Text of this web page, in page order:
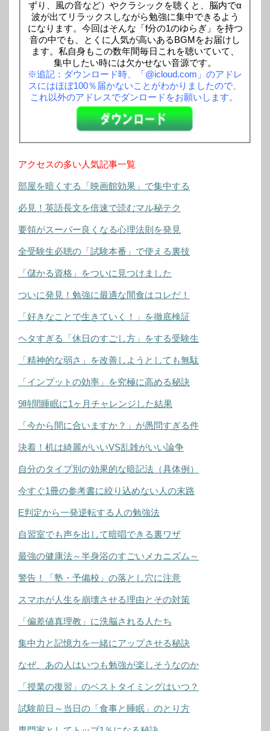
ずり、風の音など）やクラシックを聴くと、脳内でα
波が出てリラックスしながら勉強に集中できるよう
になります。今回はそんな「f分の1のゆらぎ」を持つ
音の中でも、とくに人気が高いあるBGMをお届けし
ます。私自身もこの数年間毎日これを聴いていて、
集中したい時には欠かせない音源です。
※追記：ダウンロード時、「@icloud.com」のアドレ
スにはほぼ100％届かないことがわかりましたので、
これ以外のアドレスでダンロードをお願いします。
アクセスの多い人気記事一覧
部屋を暗くする「映画館効果」で集中する
必見！英語長文を倍速で読むマル秘テク
要領がスーパー良くなる心理法則を発見
全受験生必聴の「試験本番」で使える裏技
「儲かる資格」をついに見つけました
ついに発見！勉強に最適な間食はコレだ！
「好きなことで生きていく！」を徹底検証
ヘタすぎる「休日のすごし方」をする受験生
「精神的な弱さ」を改善しようとしても無駄
「インプットの効率」を究極に高める秘訣
9時間睡眠に1ヶ月チャレンジした結果
「今から間に合いますか？」が愚問すぎる件
決着！机は綺麗がいいVS乱雑がいい論争
自分のタイプ別の効果的な暗記法（具体例）
今すぐ1冊の参考書に絞り込めない人の末路
E判定から一発逆転する人の勉強法
自習室でも声を出して暗唱できる裏ワザ
最強の健康法～半身浴のすごいメカニズム～
警告！「塾・予備校」の落とし穴に注意
スマホが人生を崩壊させる理由とその対策
「偏差値真理教」に洗脳される人たち
集中力と記憶力を一緒にアップさせる秘訣
なぜ、あの人はいつも勉強が楽しそうなのか
「授業の復習」のベストタイミングはいつ？
試験前日～当日の「食事と睡眠」のとり方